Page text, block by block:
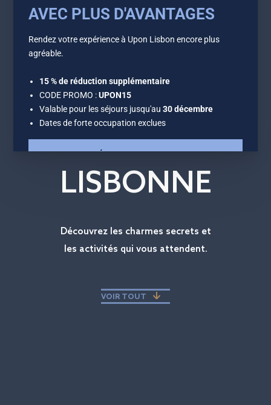
LISBONNE
Découvrez les charmes secrets et
les activités qui vous attendent.
VOIR TOUT